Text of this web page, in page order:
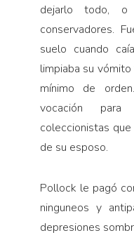
dejarlo todo,
conservadores.
suelo cuando
limpiaba su
mínimo de
vocación
coleccionistas
de su esposo.
Pollock le pagó
ninguneos y
depresiones